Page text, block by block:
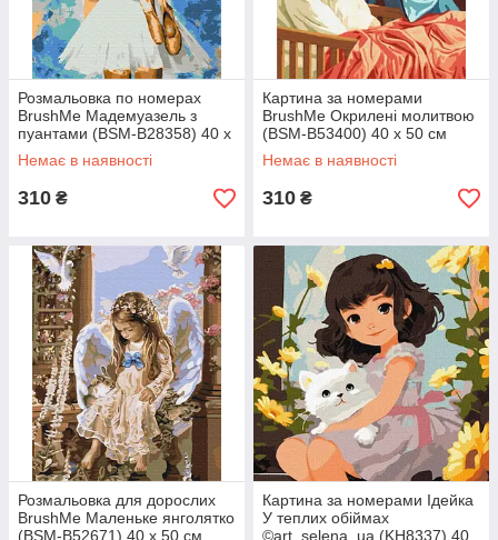
Розмальовка по номерах
BrushMe Мадемуазель з
пуантами (BSM-B28358) 40 х
50 см
Немає в наявності
310 ₴
Картина за номерами
BrushMe Окрилені молитвою
(BSM-B53400) 40 х 50 см
Немає в наявності
310 ₴
Розмальовка для дорослих
BrushMe Маленьке янголятко
(BSM-B52671) 40 х 50 см
Картина за номерами Ідейка
У теплих обіймах
©art_selena_ua (KH8337) 40